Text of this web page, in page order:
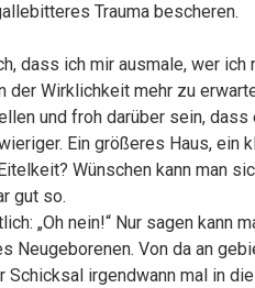
Trauma bescheren.
dass ich mir ausmale, wer
der Wirklichkeit mehr zu
und froh darüber sein,
Ein größeres Haus, ein
Wünschen kann man
gut so.
„Oh nein!“ Nur sagen kann
Neugeborenen. Von da an
irgendwann mal in